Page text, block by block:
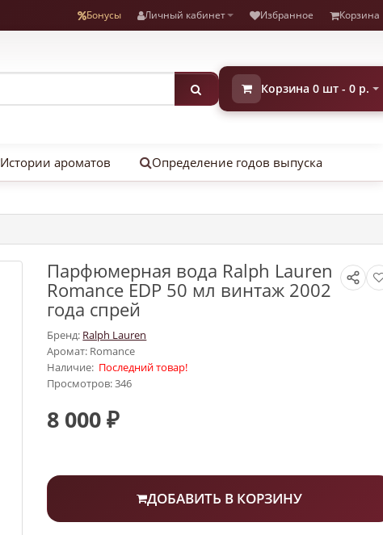
Бонусы Личный кабинет Избранное Корзина
Корзина 0 шт - 0 р.
Истории ароматов Определение годов выпуска
Парфюмерная вода Ralph Lauren
Romance EDP 50 мл винтаж 2002
года спрей
Бренд: Ralph Lauren
Аромат: Romance
Наличие: Последний товар!
Просмотров: 346
8 000 ₽
ДОБАВИТЬ В КОРЗИНУ